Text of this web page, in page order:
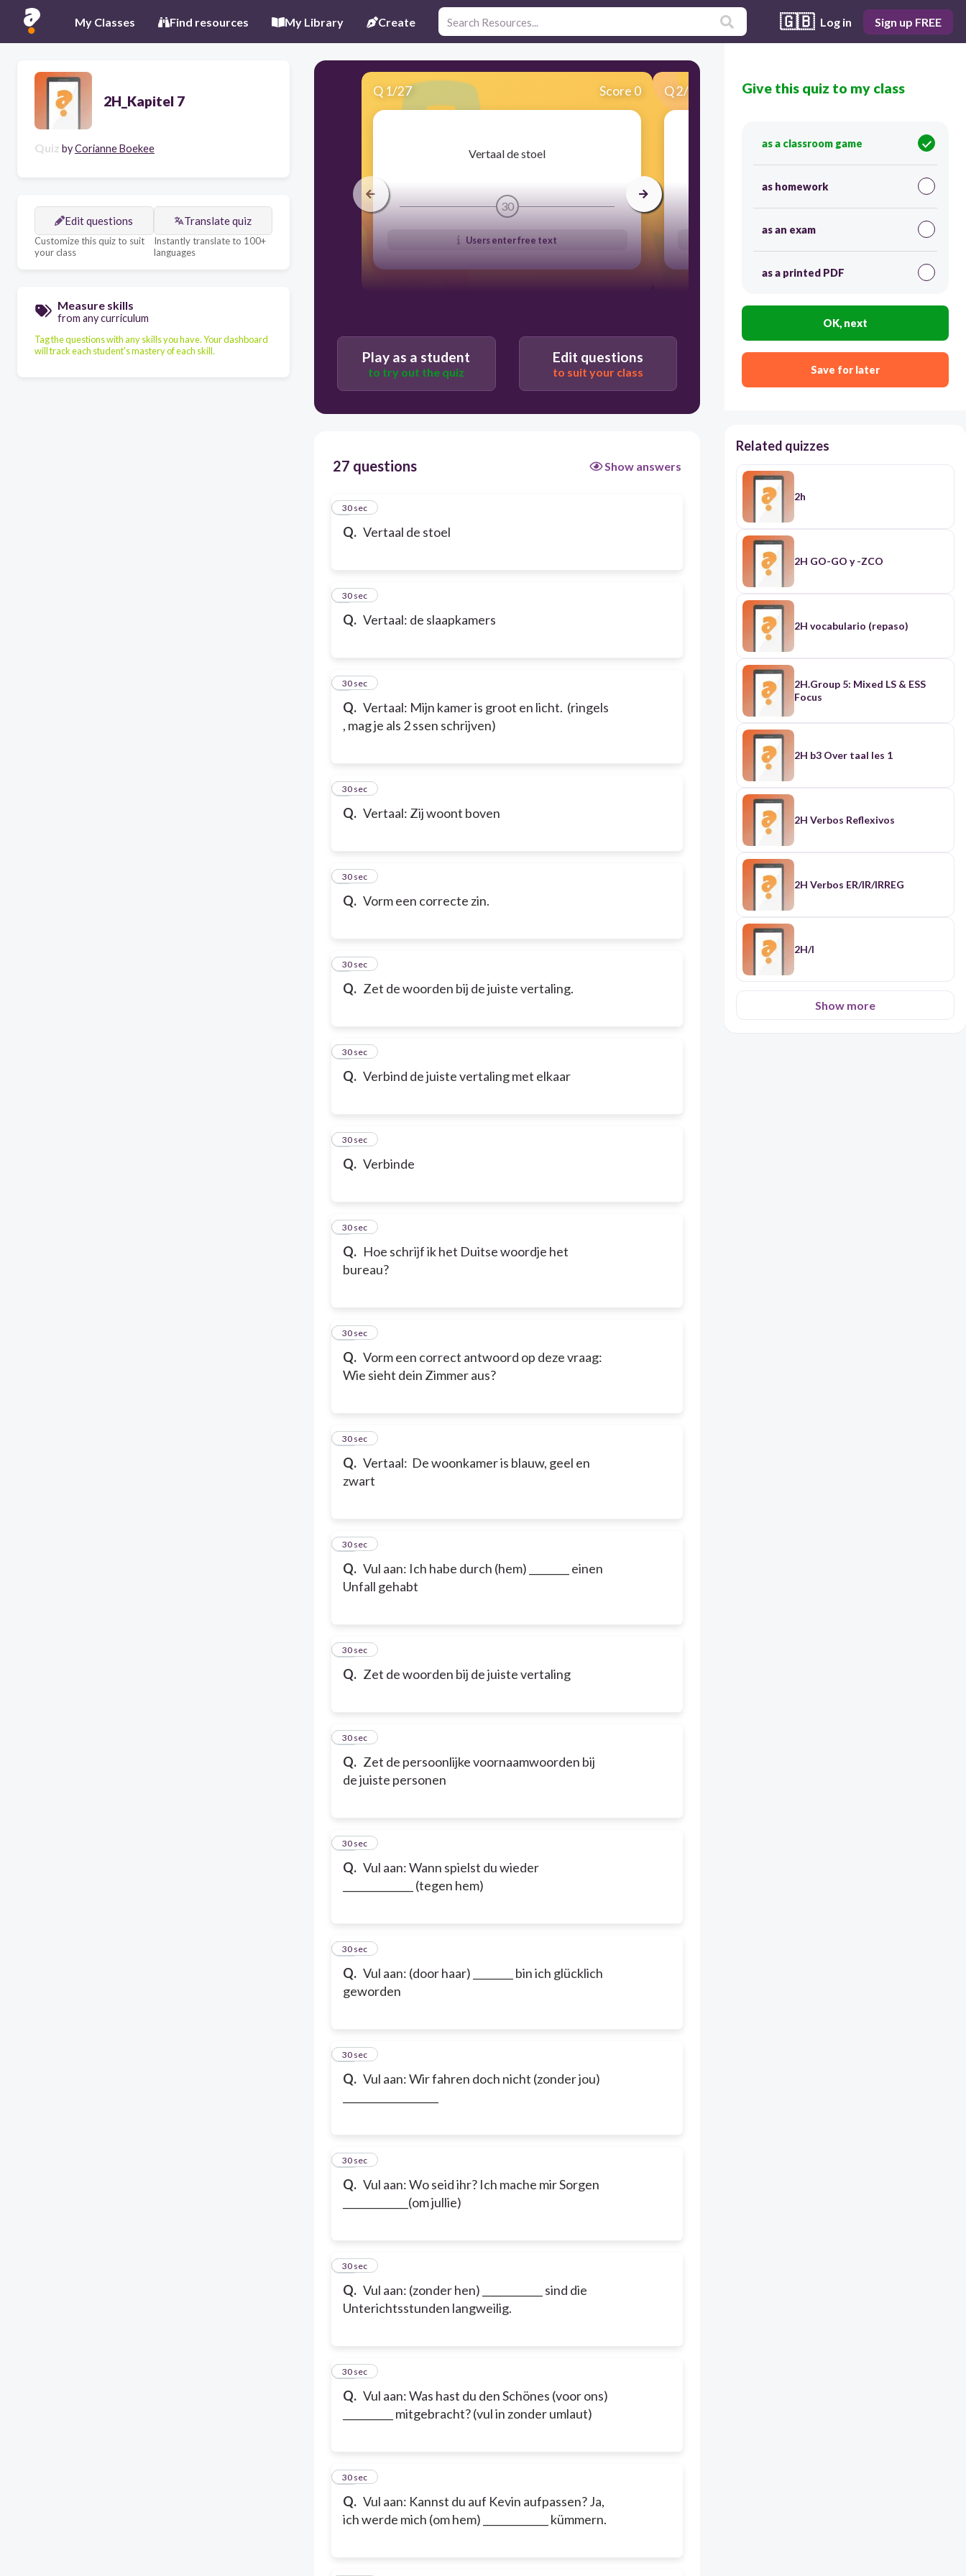
My Classes Find resources My Library Create 🇬🇧 Log in Sign up FREE
2H_Kapitel 7
Quiz byCorianne Boekee
Edit questions
Customize this quiz to suit
your class
Translate quiz
Instantly translate to 100+
languages
Measure skills
from any curriculum
Tag the questions with any skills you have. Your dashboard
will track each student's mastery of each skill.
Q 1/27 Score 0
​Vertaal de stoel
30
Users enter free text
Q2/27 Score 0
30
Play as a student
to try out the quiz
Edit questions
to suit your class
27 questions Show answers
Q. Vertaal de stoel
1
30 sec
Q. Vertaal: de slaapkamers
2
30 sec
Q. Vertaal: Mijn kamer is groot en licht. (ringels
, mag je als 2 ssen schrijven)
3
30 sec
Q. Vertaal: Zij woont boven
4
30 sec
Q. Vorm een correcte zin.
5
30 sec
Q. Zet de woorden bij de juiste vertaling.
6
30 sec
Q. Verbind de juiste vertaling met elkaar
7
30 sec
Q. Verbinde
8
30 sec
Q. Hoe schrijf ik het Duitse woordje het
bureau?
9
30 sec
Q. Vorm een correct antwoord op deze vraag:
Wie sieht dein Zimmer aus?
10
30 sec
Q. Vertaal: De woonkamer is blauw, geel en
zwart
11
30 sec
Q. Vul aan: Ich habe durch (hem) ________ einen
Unfall gehabt
12
30 sec
Q. Zet de woorden bij de juiste vertaling
13
30 sec
Q. Zet de persoonlijke voornaamwoorden bij
de juiste personen
14
30 sec
Q. Vul aan: Wann spielst du wieder
______________ (tegen hem)
15
30 sec
Q. Vul aan: (door haar) ________ bin ich glücklich
geworden
16
30 sec
Q. Vul aan: Wir fahren doch nicht (zonder jou)
17
30 sec
Q. Vul aan: Wo seid ihr? Ich mache mir Sorgen
_____________(om jullie)
18
30 sec
Q. Vul aan: (zonder hen) ____________ sind die
Unterichtsstunden langweilig.
19
30 sec
Q. Vul aan: Was hast du den Schönes (voor ons)
__________ mitgebracht? (vul in zonder umlaut)
20
30 sec
Q. Vul aan: Kannst du auf Kevin aufpassen? Ja,
ich werde mich (om hem) _____________ kümmern.
21
30 sec
Give this quiz to my class
as a classroom game
as homework
as an exam
as a printed PDF
OK, next
Save for later
Related quizzes
2h
2H GO-GO y -ZCO
2H vocabulario (repaso)
2H.Group 5: Mixed LS & ESS
Focus
2H b3 Over taal les 1
2H Verbos Reflexivos
2H Verbos ER/IR/IRREG
2H/I
Show more